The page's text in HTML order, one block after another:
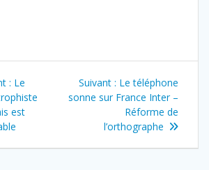
: Article
précédent
:
Le
est
Suivant : Article
suivant
Le téléphone
sonne sur France Inter –
Réforme de
l’orthographe